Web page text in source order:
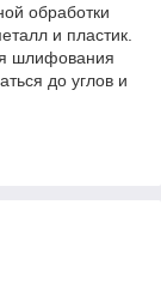
обработки
и пластик.
шлифования
до углов и